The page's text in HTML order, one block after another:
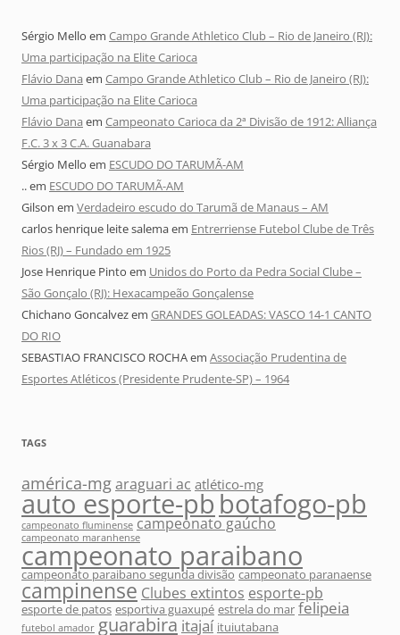
Sérgio Mello em Campo Grande Athletico Club – Rio de Janeiro (RJ):
Uma participação na Elite Carioca
Flávio Dana em Campo Grande Athletico Club – Rio de Janeiro (RJ):
Uma participação na Elite Carioca
Flávio Dana em Campeonato Carioca da 2ª Divisão de 1912: Alliança
F.C. 3 x 3 C.A. Guanabara
Sérgio Mello em ESCUDO DO TARUMÃ-AM
..em ESCUDO DO TARUMÃ-AM
Gilson em Verdadeiro escudo do Tarumã de Manaus – AM
carlos henrique leite salemaem Entrerriense Futebol Clube de Três
Rios (RJ) – Fundado em 1925
Jose Henrique Pinto em Unidos do Porto da Pedra Social Clube –
São Gonçalo (RJ): Hexacampeão Gonçalense
Chichano Goncalvezem GRANDES GOLEADAS: VASCO 14-1 CANTO
DO RIO
SEBASTIAO FRANCISCO ROCHAem Associação Prudentina de
Esportes Atléticos (Presidente Prudente-SP) – 1964
TAGS
américa-mgaraguari ac atlético-mg
auto esporte-pbbotafogo-pb
campeonato fluminense campeonato gaúcho
campeonato maranhense
campeonato paraibano
campeonato paraibano segunda divisão campeonato paranaense
campinense Clubes extintos esporte-pb
esporte de patos esportiva guaxupé estrela do mar felipeia
futebol amador guarabira itajaí ituiutabana